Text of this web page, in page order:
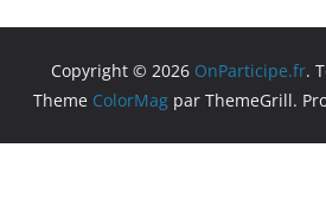
Copyright © 2026 OnParticipe.fr.
Theme ColorMagpar ThemeGrill.